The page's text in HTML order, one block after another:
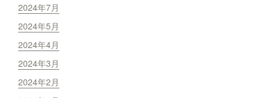
2024年7月
2024年5月
2024年4月
2024年3月
2024年2月